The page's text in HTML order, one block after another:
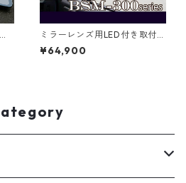
ミラーレンズ用LED付き取付け
BSM-300セット【サブロクシ
ステム】
¥64,900